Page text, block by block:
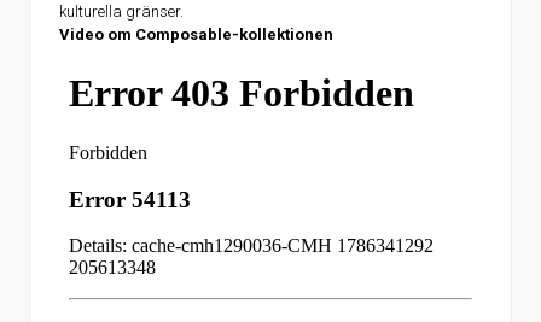
kulturella gränser.
Video om Composable-kollektionen